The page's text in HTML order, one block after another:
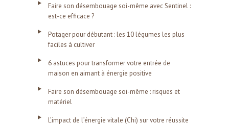
Faire son désembouage soi-même avec Sentinel :
est-ce efficace ?
Potager pour débutant : les 10 légumes les plus
faciles à cultiver
6 astuces pour transformer votre entrée de
maison en aimant à énergie positive
Faire son désembouage soi-même : risques et
matériel
L’impact de l’énergie vitale (Chi) sur votre réussite